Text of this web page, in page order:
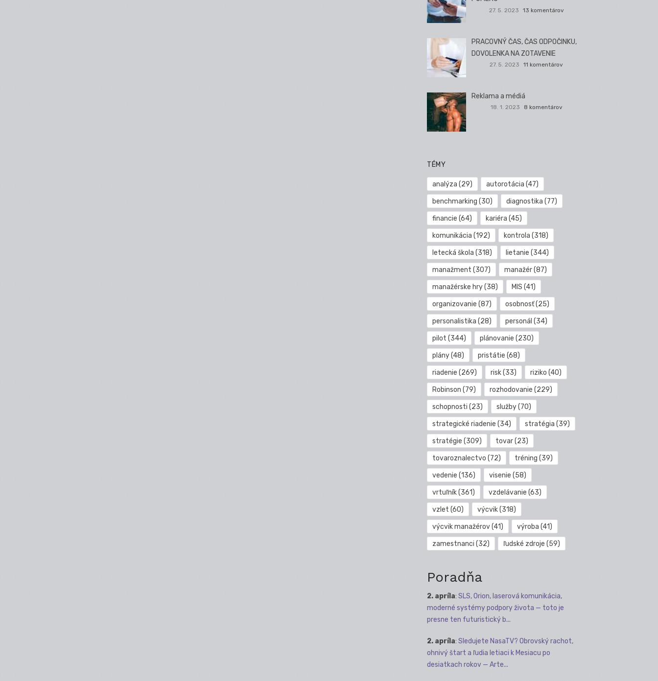
27. 5. 2023 13 komentárov
PRACOVNÝ ČAS, ČAS ODPOČINKU,
DOVOLENKA NA ZOTAVENIE
27. 5. 2023 11 komentárov
Reklama a médiá
18. 1. 2023 8 komentárov
TÉMY
analýza (29) autorotácia (47)
benchmarking (30) diagnostika (77)
financie (64) kariéra (45)
komunikácia (192) kontrola (318)
letecká škola (318) lietanie (344)
manažment (307) manažér(87)
manažérske hry(38) MIS (41)
organizovanie (87) osobnosť(25)
personalistika (28) personál (34)
pilot (344) plánovanie (230)
plány(48) pristátie (68)
riadenie (269) risk(33) riziko (40)
Robinson (79) rozhodovanie (229)
schopnosti (23) služby(70)
strategické riadenie (34) stratégia (39)
stratégie (309) tovar(23)
tovaroznalectvo (72) tréning (39)
vedenie (136) visenie (58)
vrtuľník(361) vzdelávanie (63)
vzlet (60) výcvik(318)
výcvik manažérov(41) výroba (41)
zamestnanci (32) ľudské zdroje (59)
Poradňa
2. apríla: SLS, Orion, laserová komunikácia,
moderné systémy podpory života — toto je
presne ten futuristický b...
2. apríla: Sledujete NasaTV? Obrovský rachot,
ohnivý štart a ľudia letiaci k Mesiacu po
desiatkach rokov — Arte...